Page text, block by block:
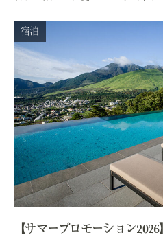
【サマープロモーション
宿泊